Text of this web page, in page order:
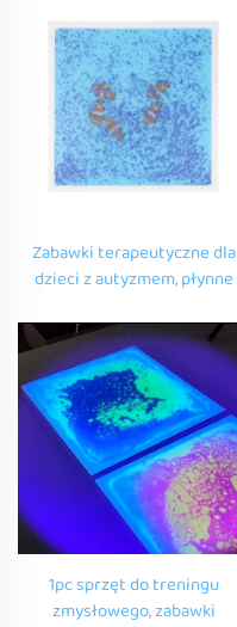
płynne płytki podłogowe do
zabawek do drgania
Zabawki terapeutyczne dla
dzieci z autyzmem, płynne
zagadek dla dzieci, zabawki
sensoryczne dla autystów
1pc sprzęt do treningu
zmysłowego, zabawki